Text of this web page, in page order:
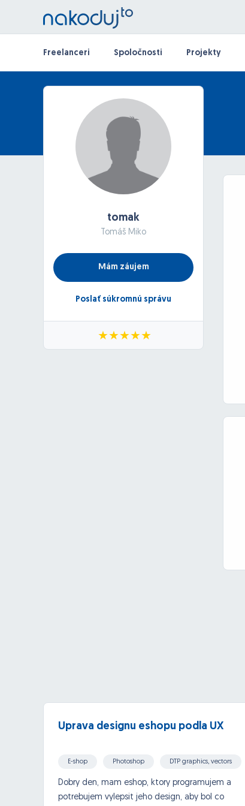
Freelanceri Spoločnosti Projekty
tomak
Tomáš Miko
Mám záujem
Poslať súkromnú správu
Uprava designu eshopu podla UX
E-shop Photoshop DTP graphics, vectors
Dobry den, mam eshop, ktory programujem a
potrebujem vylepsit jeho design, aby bol co